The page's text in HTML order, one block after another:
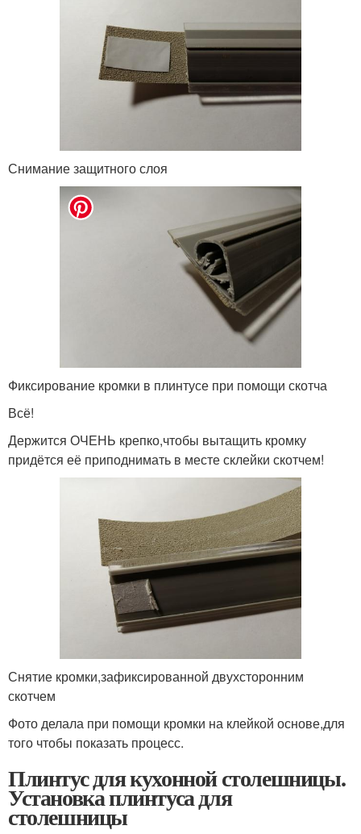
Снимание защитного слоя
Фиксирование кромки в плинтусе при помощи скотча
Всё!
Держится ОЧЕНЬ крепко,чтобы вытащить кромку
придётся её приподнимать в месте склейки скотчем!
Снятие кромки,зафиксированной двухсторонним
скотчем
Фото делала при помощи кромки на клейкой основе,для
того чтобы показать процесс.
Плинтус для кухонной столешницы.
Установка плинтуса для
столешницы